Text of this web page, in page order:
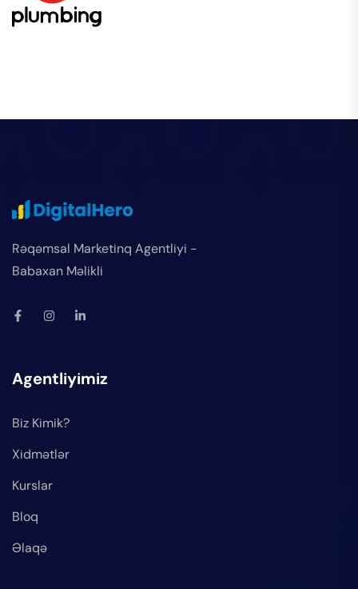
Rəqəmsal Marketinq Agentliyi -
Babaxan Məlikli
Agentliyimiz
Biz Kimik?
Xidmətlər
Kurslar
Bloq
Əlaqə